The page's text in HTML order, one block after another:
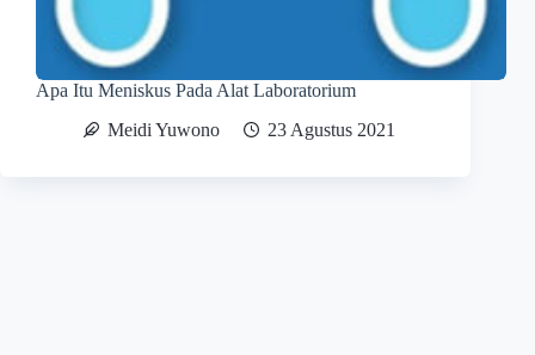
Apa Itu Meniskus Pada Alat Laboratorium
Meidi Yuwono
23 Agustus 2021